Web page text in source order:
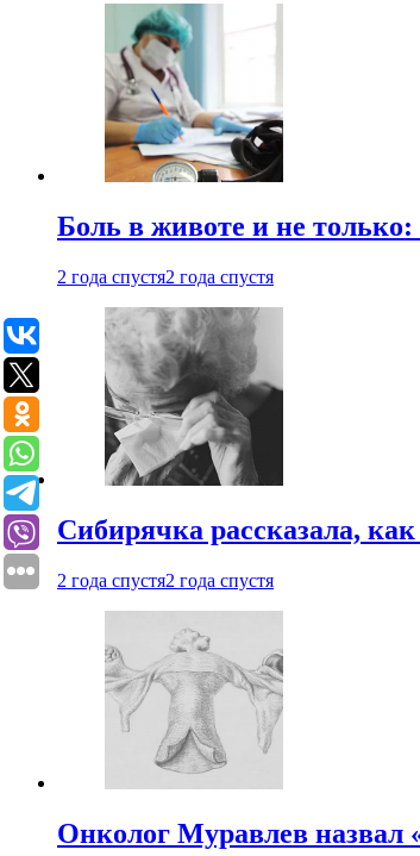
Боль в животе и не
2 года спустя2 года спустя
Сибирячка рассказала,
2 года спустя2 года спустя
Онколог Муравлев назвал